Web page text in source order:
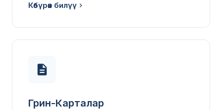
Көбүрөөк билүү
Грин-Карталар